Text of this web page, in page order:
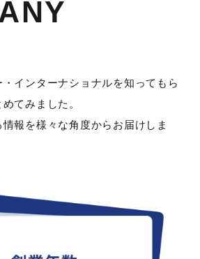
インターナショナルを知ってもら
てみました。
報を様々な角度からお届けしま